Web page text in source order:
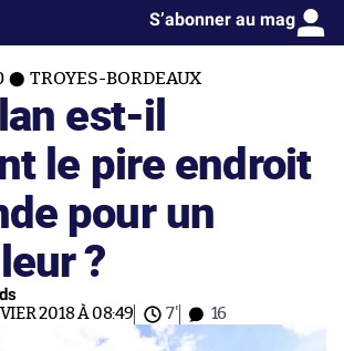
S’abonner au mag
TROYES-BORDEAUX
est-il
le pire endroit
pour un
?
2018 À 08:49 7' 16